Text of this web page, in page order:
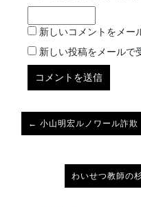
新しいコメントをメー
新しい投稿をメールで
← 小山明宏ルノワール詐欺
わいせつ教師の